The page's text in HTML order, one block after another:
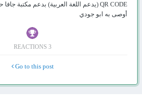
QR CODE (يدعم اللغة العربية) بدعم مكتبة جافا حسب متطلبات هيئة...
أوصى به ابو جودي
3 REACTIONS
Go to this post